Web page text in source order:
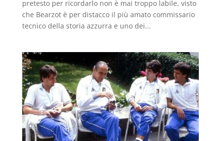
pretesto per ricordarlo non è mai troppo labile, visto
che Bearzot è per distacco il più amato commissario
tecnico della storia azzurra e uno dei...